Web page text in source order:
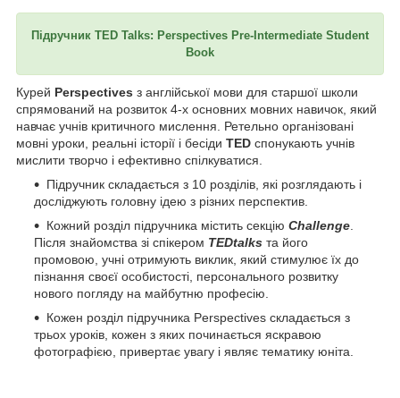
Підручник TED Talks: Perspectives Pre-Intermediate Student
Book
Курей Perspectives з англійської мови для старшої школи
спрямований на розвиток 4-х основних мовних навичок, який
навчає учнів критичного мислення. Ретельно організовані
мовні уроки, реальні історії і бесіди TED спонукають учнів
мислити творчо і ефективно спілкуватися.
Підручник складається з 10 розділів, які розглядають і
досліджують головну ідею з різних перспектив.
Кожний розділ підручника містить секцію Challenge.
Після знайомства зі спікером TEDtalks та його
промовою, учні отримують виклик, який стимулює їх до
пізнання своєї особистості, персонального розвитку
нового погляду на майбутню професію.
Кожен розділ підручника Perspectives складається з
трьох уроків, кожен з яких починається яскравою
фотографією, привертає увагу і являє тематику юніта.